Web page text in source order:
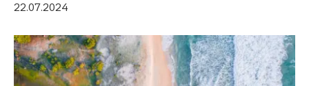
22.07.2024